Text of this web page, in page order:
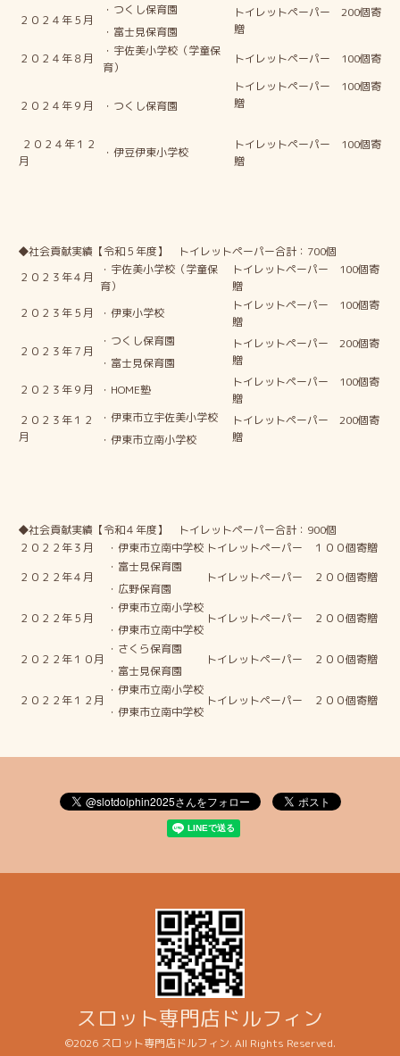
２０２４年５月
・つくし保育園
・富士見保育園
トイレットペーパー 200個寄
贈
２０２４年８月
・宇佐美小学校（学童保
育）
トイレットペーパー 100個寄
２０２４年９月 ・つくし保育園
トイレットペーパー 100個寄
贈
２０２４年１２
月
・伊豆伊東小学校
トイレットペーパー 100個寄
贈
◆社会貢献実績【令和５年度】 トイレットペーパー合計：700個
２０２３年４月
・宇佐美小学校（学童保
育）
トイレットペーパー 100個寄
贈
２０２３年５月
・伊東小学校
トイレットペーパー 100個寄
贈
２０２３年７月
・つくし保育園
・富士見保育園
トイレットペーパー 200個寄
贈
２０２３年９月
・HOME塾
トイレットペーパー 100個寄
贈
２０２３年１２
月
・伊東市立宇佐美小学校
・伊東市立南小学校
トイレットペーパー 200個寄
贈
◆社会貢献実績【令和４年度】 トイレットペーパー合計：900個
２０２２年３月
・伊東市立南中学校 トイレットペーパー １００個寄贈
２０２２年４月
・富士見保育園
・広野保育園
トイレットペーパー ２００個寄贈
２０２２年５月
・伊東市立南小学校
・伊東市立南中学校
トイレットペーパー ２００個寄贈
２０２２年１０月
・さくら保育園
・富士見保育園
トイレットペーパー ２００個寄贈
２０２２年１２月
・伊東市立南小学校
・伊東市立南中学校
トイレットペーパー ２００個寄贈
スロット専門店ドルフィン
©2026 スロット専門店ドルフィン. All Rights Reserved.